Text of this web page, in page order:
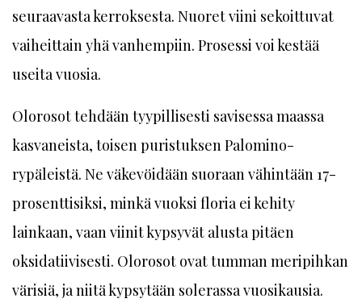
seuraavasta kerroksesta. Nuoret viini sekoittuvat
vaiheittain yhä vanhempiin. Prosessi voi kestää
useita vuosia.
Olorosot tehdään tyypillisesti savisessa maassa
kasvaneista, toisen puristuksen Palomino-
rypäleistä. Ne väkevöidään suoraan vähintään 17-
prosenttisiksi, minkä vuoksi floria ei kehity
lainkaan, vaan viinit kypsyvät alusta pitäen
oksidatiivisesti. Olorosot ovat tumman meripihkan
värisiä, ja niitä kypsytään solerassa vuosikausia.